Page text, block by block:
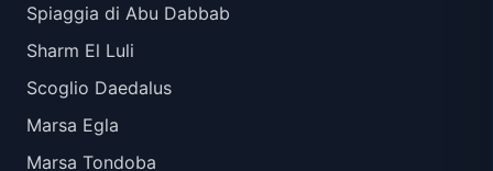
Spiaggia di Abu Dabbab
Sharm El Luli
Scoglio Daedalus
Marsa Egla
Marsa Tondoba